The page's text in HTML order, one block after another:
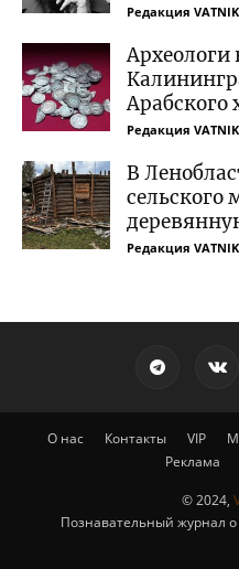
Редакция
Редакция
В
сельского
Редакция
О нас Контакты VIP
Реклама
© 2024,
Познавательный журнал